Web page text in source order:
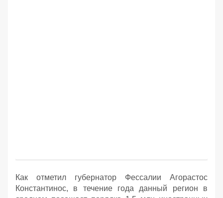
Как отметил губернатор Фессалии Агорастос
Константинос, в течение года данный регион в